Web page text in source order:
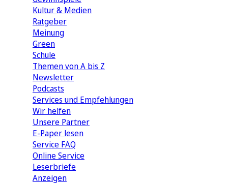
Kultur & Medien
Ratgeber
Meinung
Green
Schule
Themen von A bis Z
Newsletter
Podcasts
Services und Empfehlungen
Wir helfen
Unsere Partner
E-Paper lesen
Service FAQ
Online Service
Leserbriefe
Anzeigen